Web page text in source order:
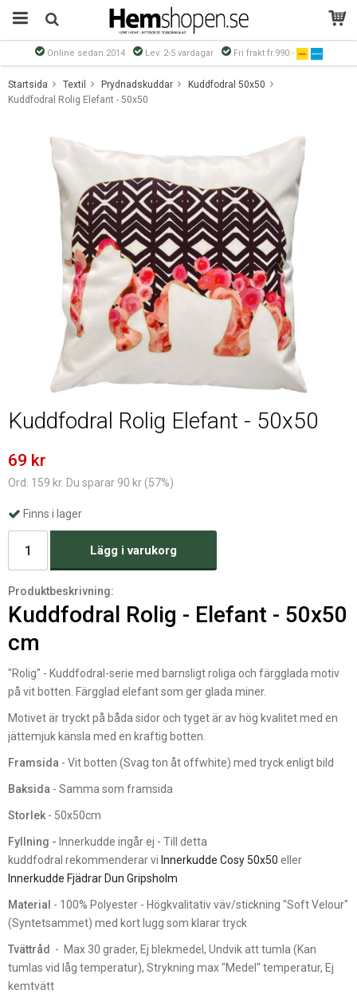
Online sedan 2014 Lev. 2-5 vardagar Fri frakt fr.990:-
Startsida Textil Prydnadskuddar
Kuddfodral 50x50
Kuddfodral Rolig Elefant - 50x50
Kuddfodral Rolig Elefant - 50x50
69 kr
Ord. 159 kr. Du sparar 90 kr (57%)
Finns i lager
Lägg i varukorg
Produktbeskrivning:
Kuddfodral Rolig - Elefant - 50x50
cm
"Rolig" - Kuddfodral-serie med barnsligt roliga och färgglada motiv
på vit botten. Färgglad elefant som ger glada miner.
Motivet är tryckt på båda sidor och tyget är av hög kvalitet med en
jättemjuk känsla med en kraftig botten.
Framsida - Vit botten (Svag ton åt offwhite) med tryck enligt bild
Baksida - Samma som framsida
Storlek- 50x50cm
Fyllning - Innerkudde ingår ej - Till detta
kuddfodral rekommenderar vi Innerkudde Cosy 50x50 eller
Innerkudde Fjädrar Dun Gripsholm
Material - 100% Polyester - Högkvalitativ väv/stickning "Soft Velour"
(Syntetsammet) med kort lugg som klarar tryck
Tvättråd
- Max 30 grader, Ej blekmedel, Undvik att tumla (Kan
tumlas vid låg temperatur), Strykning max "Medel" temperatur, Ej
kemtvätt